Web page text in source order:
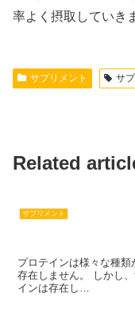
率よく摂取していき
サプリメント サ
Related
サプリメント
プロテインは様々な種
存在しません。 しかし、女性に是非飲んで欲しいオススメなプロテ
インは存在し…